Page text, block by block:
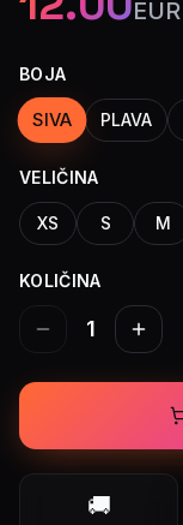
EUR
BOJA
SIVA PLAVA
VELIČINA
XS S M
KOLIČINA
1
🚚